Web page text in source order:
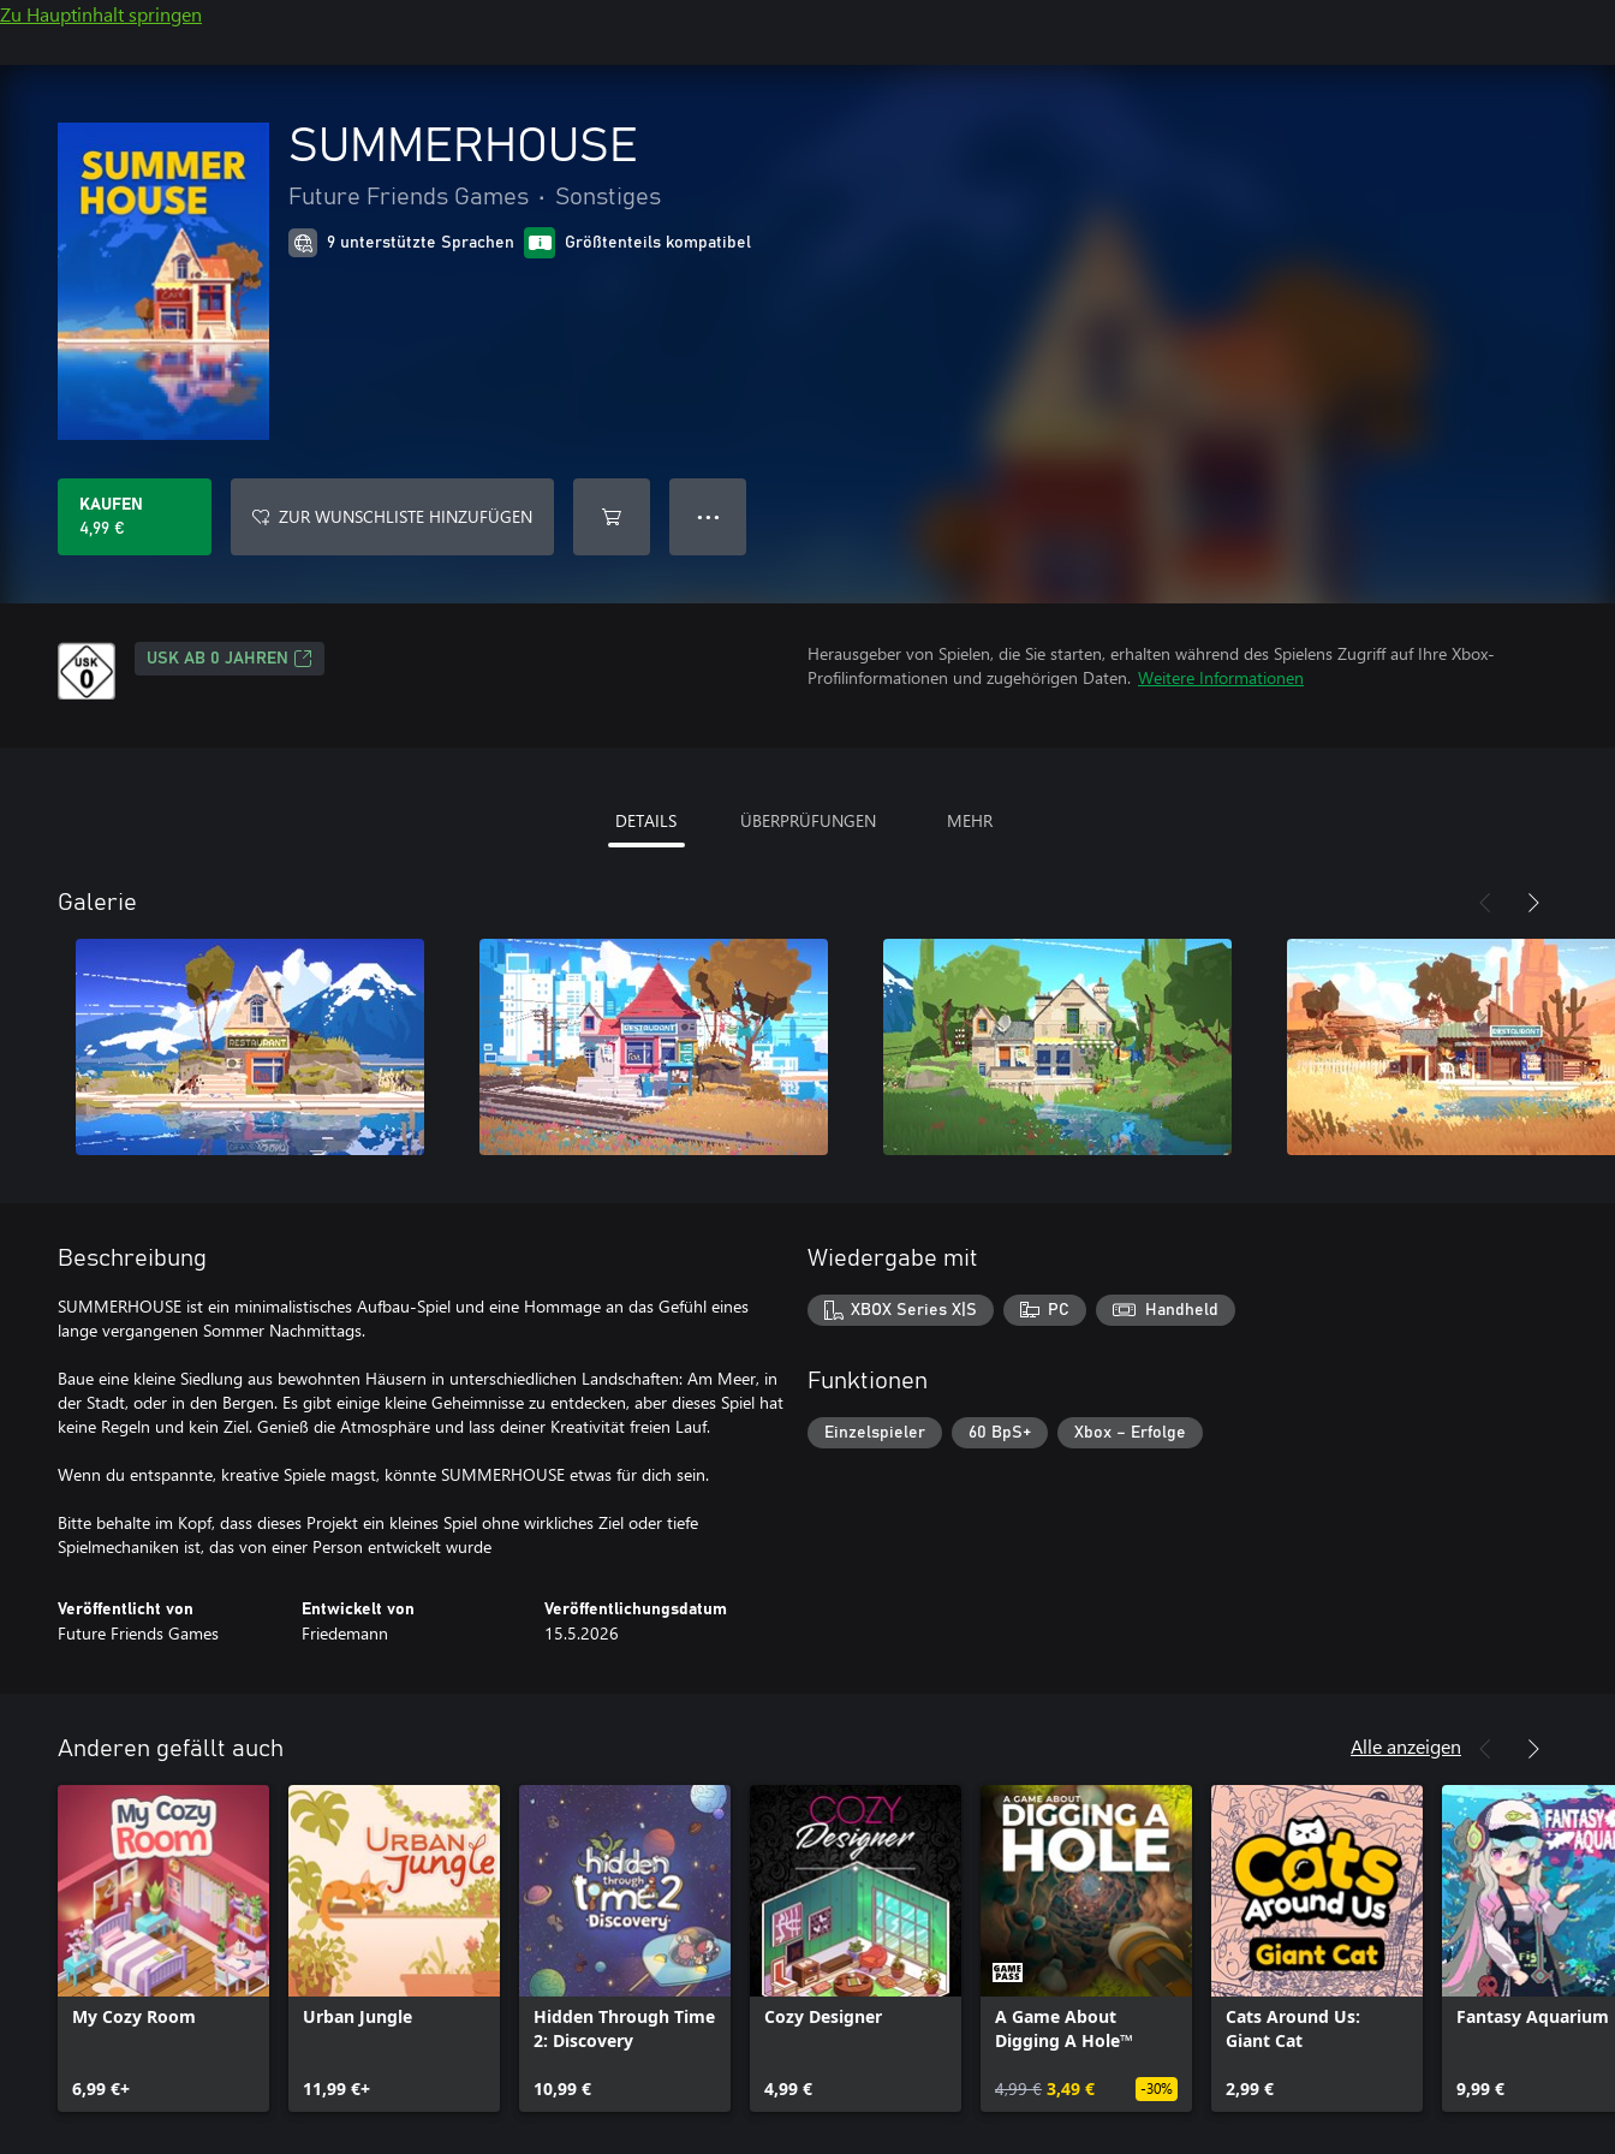
Zu Hauptinhalt springen
SUMMERHOUSE
Future Friends Games • Sonstiges
9 unterstützte Sprachen Größtenteils kompatibel
KAUFEN
4,99 €
ZUR WUNSCHLISTE HINZUFÜGEN ● ● ●
USK AB 0 JAHREN
Herausgeber von Spielen, die Sie starten, erhalten während des Spielens Zugriff auf Ihre Xbox-
Profilinformationen und zugehörigen Daten. Weitere Informationen
DETAILS ÜBERPRÜFUNGEN MEHR
Galerie
Beschreibung
SUMMERHOUSE ist ein minimalistisches Aufbau-Spiel und eine Hommage an das Gefühl eines
lange vergangenen Sommer Nachmittags.
Baue eine kleine Siedlung aus bewohnten Häusern in unterschiedlichen Landschaften: Am Meer, in
der Stadt, oder in den Bergen. Es gibt einige kleine Geheimnisse zu entdecken, aber dieses Spiel hat
keine Regeln und kein Ziel. Genieß die Atmosphäre und lass deiner Kreativität freien Lauf.
Wenn du entspannte, kreative Spiele magst, könnte SUMMERHOUSE etwas für dich sein.
Bitte behalte im Kopf, dass dieses Projekt ein kleines Spiel ohne wirkliches Ziel oder tiefe
Spielmechaniken ist, das von einer Person entwickelt wurde
Veröffentlicht von
Future Friends Games
Entwickelt von
Friedemann
Veröffentlichungsdatum
15.5.2026
Wiedergabe mit
XBOX Series X|S PC Handheld
Funktionen
Einzelspieler 60 BpS+ Xbox – Erfolge
Anderen gefällt auch Alle anzeigen
My Cozy Room
6,99 €+
Urban Jungle
11,99 €+
Hidden Through Time
2: Discovery
10,99 €
Cozy Designer
4,99 €
A Game About
Digging A Hole™
4,99 € 3,49 € -30%
Cats Around Us:
Giant Cat
2,99 €
Fantasy Aquarium
9,99 €